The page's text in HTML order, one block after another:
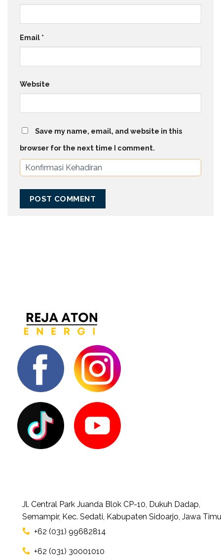
Email *
Website
Save my name, email, and website in this
browser for the next time I comment.
Jl. Central Park Juanda Blok CP-10, Dukuh Dadap,
Semampir, Kec. Sedati, Kabupaten Sidoarjo, Jawa
+62 (031) 99682814
+62 (031) 30001010